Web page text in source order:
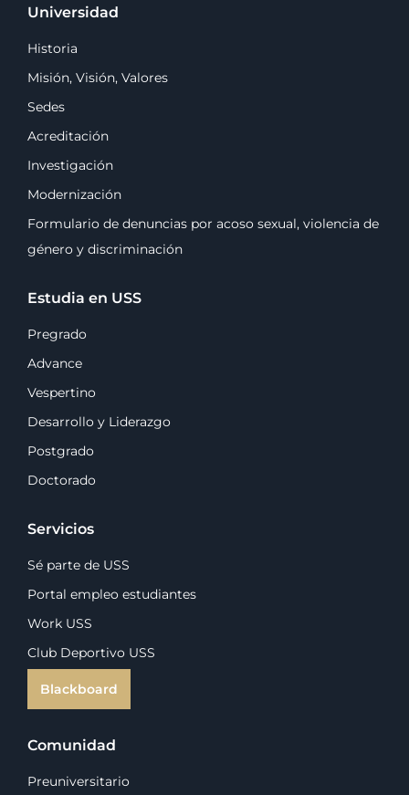
Universidad
Historia
Misión, Visión, Valores
Sedes
Acreditación
Investigación
Modernización
Formulario de denuncias por acoso sexual, violencia de
género y discriminación
Estudia en USS
Pregrado
Advance
Vespertino
Desarrollo y Liderazgo
Postgrado
Doctorado
Servicios
Sé parte de USS
Portal empleo estudiantes
Work USS
Club Deportivo USS
Blackboard
Comunidad
Preuniversitario